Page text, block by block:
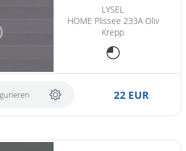
LYSEL
HOME Plissee 233A Oliv
Krepp
22 EUR